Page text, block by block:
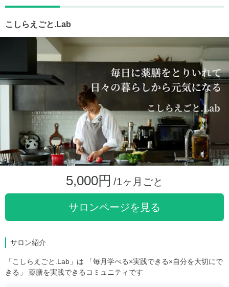
こしらえごと.Lab
5,000円 /1ヶ月ごと
サロンページを見る
サロン紹介
「こしらえごと.Lab」は 「毎月学べる×実践できる×自分を大切にで
きる」 薬膳を実践できるコミュニティです